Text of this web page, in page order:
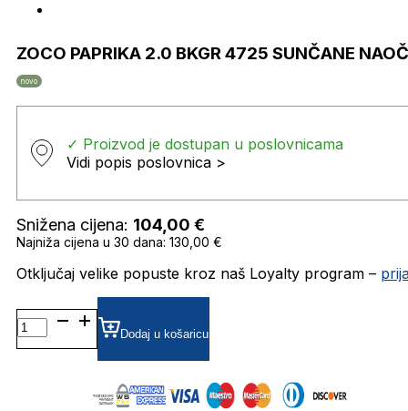
ZOCO PAPRIKA 2.0 BKGR 4725 SUNČANE
novo
✓ Proizvod je dostupan u poslovnicama
Vidi popis poslovnica >
Snižena cijena: 104,00 €
Najniža cijena u 30 dana: 130,00 €
Otključaj velike popuste kroz naš Loyalty program –
ZOCO
PAPRIKA
2.0
Dodaj u košaricu